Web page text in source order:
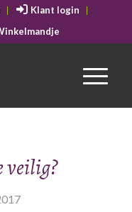
Klant login
veilig?